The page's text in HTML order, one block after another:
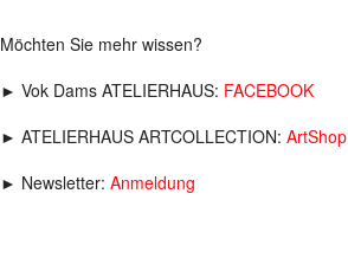
Möchten Sie mehr wissen?
► Vok Dams ATELIERHAUS: FACEBOOK
► ATELIERHAUS ARTCOLLECTION: ArtShop
► Newsletter: Anmeldung